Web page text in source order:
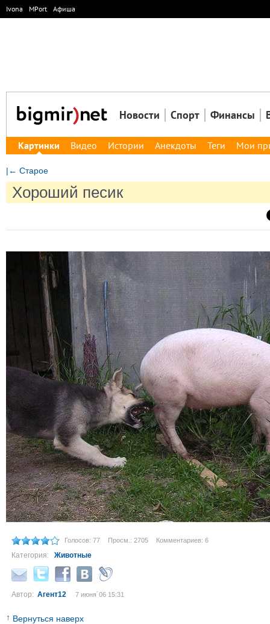
Ivona MPort Афиша
Новости Спорт Финансы
Картинки Видео Истории Анекдоты Теги Мои
|← Старое
Хороший песик
Голосов: 77 Просм.: 2705 Комментариев: 6
Категория: Животные
Автор: Агент12 7 июня´06 15:31
↑ Вернуться наверх